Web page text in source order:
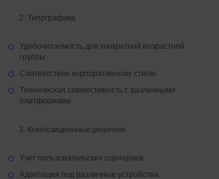
Типографика
Удобочитаемость для конкретной возрастной
группы
Соответствие корпоративному стилю
Техническая совместимость с различными
платформами
Композиционные решения
Учет пользовательских сценариев
Адаптация под различные устройства